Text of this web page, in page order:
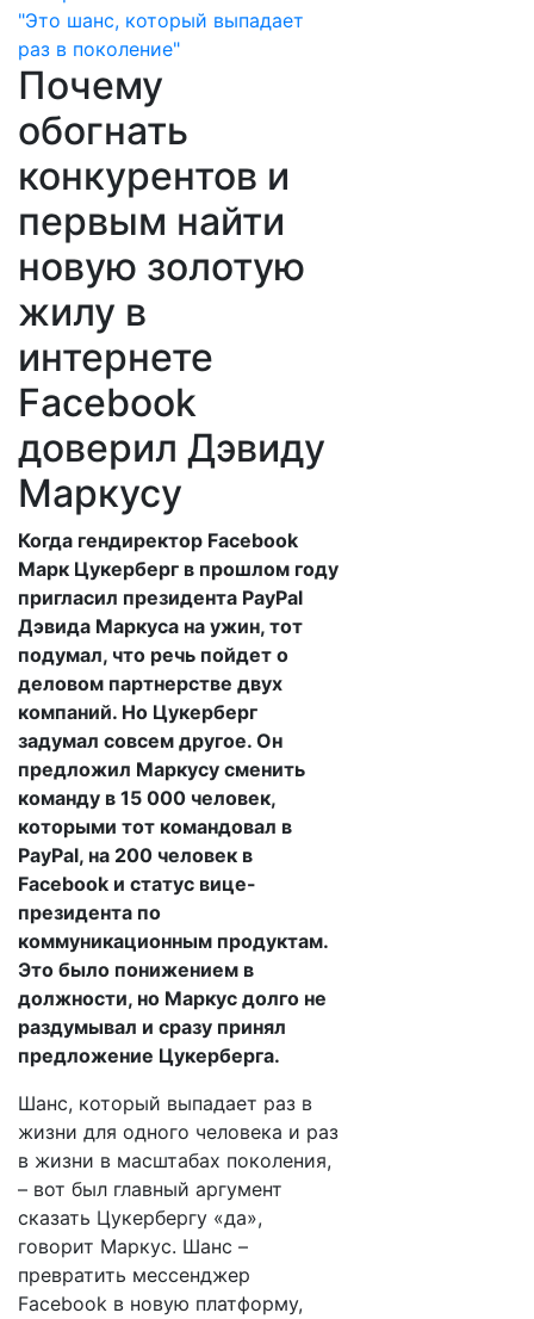
Почему
обогнать
конкурентов и
первым найти
новую золотую
жилу в
интернете
Facebook
доверил Дэвиду
Маркусу
Когда гендиректор Facebook
Марк Цукерберг в прошлом году
пригласил президента PayPal
Дэвида Маркуса на ужин, тот
подумал, что речь пойдет о
деловом партнерстве двух
компаний. Но Цукерберг
задумал совсем другое. Он
предложил Маркусу сменить
команду в 15 000 человек,
которыми тот командовал в
PayPal, на 200 человек в
Facebook и статус вице-
президента по
коммуникационным продуктам.
Это было понижением в
должности, но Маркус долго не
раздумывал и сразу принял
предложение Цукерберга.
Шанс, который выпадает раз в
жизни для одного человека и раз
в жизни в масштабах поколения,
– вот был главный аргумент
сказать Цукербергу «да»,
говорит Маркус. Шанс –
превратить мессенджер
Facebook в новую платформу,